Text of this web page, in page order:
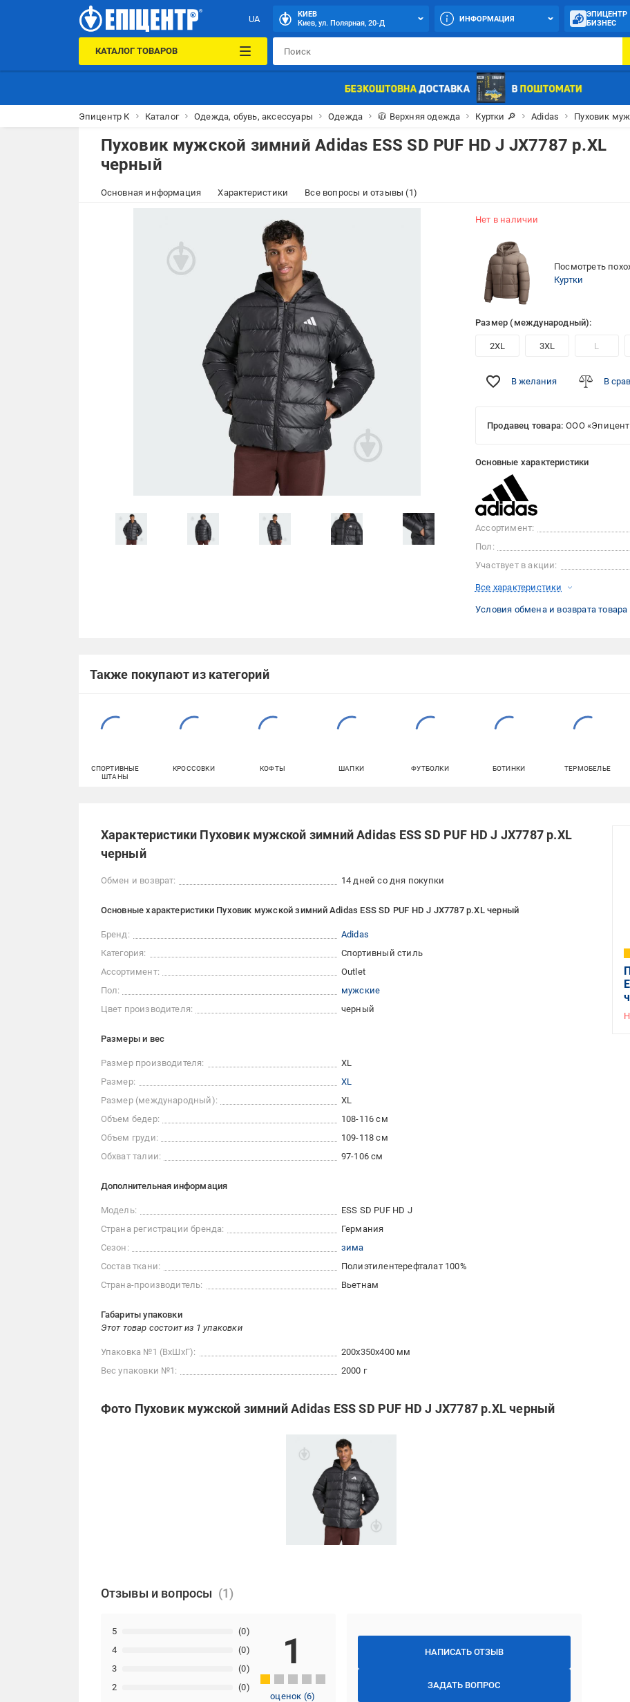
UA
КИЕВ
Киев, ул. Полярная, 20-Д
ИНФОРМАЦИЯ
ЭПИЦЕНТР
БИЗНЕС
КАТАЛОГ ТОВАРОВ
Эпицентр К Каталог Одежда, обувь, аксессуары Одежда 🧥 Верхняя одежда Куртки 🔎 Adidas Пуховик
Пуховик мужской зимний Adidas ESS SD PUF HD J JX7787 р.XL
черный
Основная информация Характеристики Все вопросы и отзывы (1)
Нет в наличии
Посмотреть
Куртки
Размер (международный):
2XL 3XL L
В желания В
Продавец товара: ООО
Основные характеристики
Ассортимент:
Пол:
Участвует в акции:
Все характеристики
Условия обмена и возврата товара
Также покупают из категорий
СПОРТИВНЫЕ
ШТАНЫ
КРОССОВКИ КОФТЫ ШАПКИ ФУТБОЛКИ БОТИНКИ ТЕРМОБЕЛЬЕ
Характеристики Пуховик мужской зимний Adidas ESS SD PUF HD J JX7787 р.XL
черный
Обмен и возврат: 14 дней со дня покупки
Основные характеристики Пуховик мужской зимний Adidas ESS SD PUF HD J JX7787 р.XL черный
Бренд:
Adidas
Категория:
Спортивный стиль
Ассортимент:
Outlet
Пол:
мужские
Цвет производителя:
черный
Размеры и вес
Размер производителя:
XL
Размер:
XL
Размер (международный):
XL
Объем бедер:
108-116 см
Объем груди:
109-118 см
Обхват талии:
97-106 см
Дополнительная информация
Модель:
ESS SD PUF HD J
Страна регистрации бренда:
Германия
Сезон:
зима
Состав ткани:
Полиэтилентерефталат 100%
Страна-производитель:
Вьетнам
Габариты упаковки
Этот товар состоит из 1 упаковки
Упаковка №1 (ВхШхГ):
200x350x400 мм
Вес упаковки №1:
2000 г
Фото Пуховик мужской зимний Adidas ESS SD PUF HD J JX7787 р.XL черный
Отзывы и вопросы
НАПИСАТЬ ОТЗЫВ
ЗАДАТЬ ВОПРОС
2 (0)
3 (0)
4 (0)
5 (0)
1
оценок (6)